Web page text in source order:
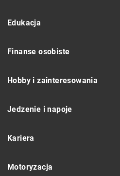
Edukacja
Finanse osobiste
Hobby i zainteresowania
Jedzenie i napoje
Kariera
Motoryzacja